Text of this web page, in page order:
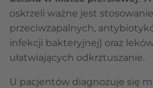
oskrzeli ważne jest
przeciwzapalnych,
infekcji bakteryjnej) oraz
ułatwiających odkrztuszanie.
U pacjentów diagnozuje się